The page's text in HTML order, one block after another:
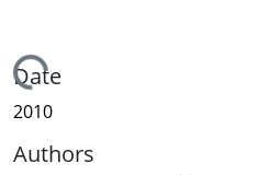
Loading...
Date
2010
Authors